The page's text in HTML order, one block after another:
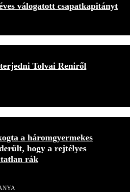
válogatott csapatkapitányt
Tolvai Reniről
a háromgyermekes
hogy a rejtélyes
rák